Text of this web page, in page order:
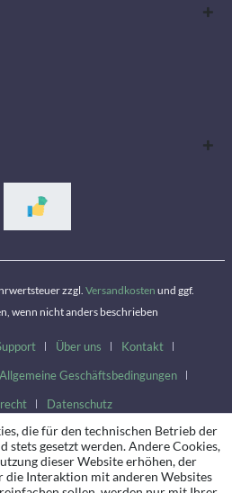
zzgl. Versandkosten und ggf.
wenn nicht anders beschrieben
Über uns
Kontakt
Allgemeine Geschäftsbedingungen
Datenschutz
die für den technischen Betrieb der
gesetzt werden. Andere Cookies,
dieser Website erhöhen, der
Interaktion mit anderen Websites